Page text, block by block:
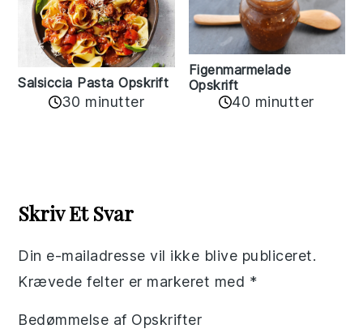
Salsiccia Pasta Opskrift
30 minutter
Figenmarmelade
Opskrift
40 minutter
Interactions
Skriv Et Svar
Din e-mailadresse vil ikke blive publiceret.
Krævede felter er markeret med *
Bedømmelse af Opskrifter